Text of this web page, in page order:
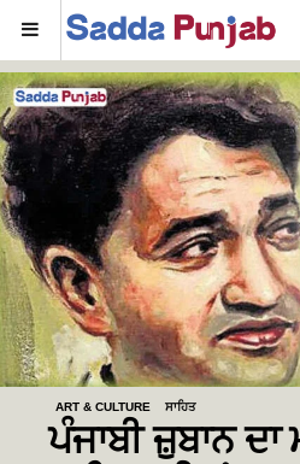
Menu
ART & CULTURE ਸਾਹਿਤ
ਪੰਜਾਬੀ ਜ਼ੁਬਾਨ ਦਾ